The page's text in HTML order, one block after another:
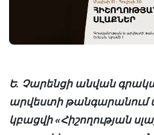
Ե. Չարենցի անվան
արվեստի թանգարանում
կբացվի «Հիշողության